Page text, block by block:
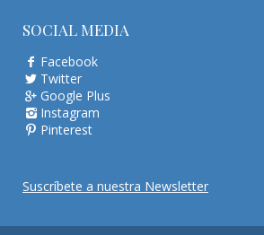
SOCIAL MEDIA
Facebook
Twitter
Google Plus
Instagram
Pinterest
Suscríbete a nuestra Newsletter